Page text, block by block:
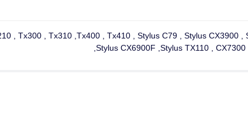
, Tx300 , Tx310 ,Tx400 , Tx410 , Stylus C79 , Stylus CX3900 ,
Stylus CX6900F ,Stylus TX110 ,